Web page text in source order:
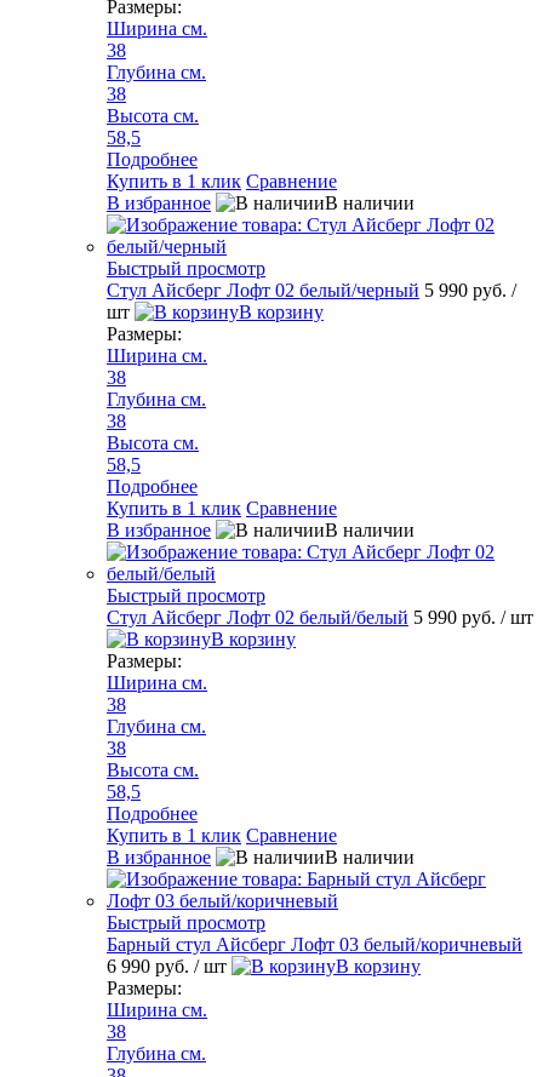
Размеры:
Ширина см.
38
Глубина см.
38
Высота см.
58,5
Подробнее
Купить в 1 клик Сравнение
В избранное
В наличии
Быстрый просмотр
Стул Айсберг Лофт 02 белый/черный 5 990 руб. /
шт
В корзину
Размеры:
Ширина см.
38
Глубина см.
38
Высота см.
58,5
Подробнее
Купить в 1 клик Сравнение
В избранное
В наличии
Быстрый просмотр
Стул Айсберг Лофт 02 белый/белый 5 990 руб. / шт
В корзину
Размеры:
Ширина см.
38
Глубина см.
38
Высота см.
58,5
Подробнее
Купить в 1 клик Сравнение
В избранное
В наличии
Быстрый просмотр
Барный стул Айсберг Лофт 03 белый/коричневый
6 990 руб. / шт
В корзину
Размеры:
Ширина см.
38
Глубина см.